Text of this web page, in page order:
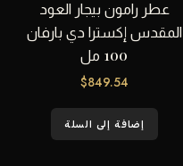
عطر رامون بيجار العود
المقدس إكسترا دي بارفان
100 مل
$849.54
إضافة إلى السلة